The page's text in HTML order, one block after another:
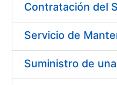
Suministro de